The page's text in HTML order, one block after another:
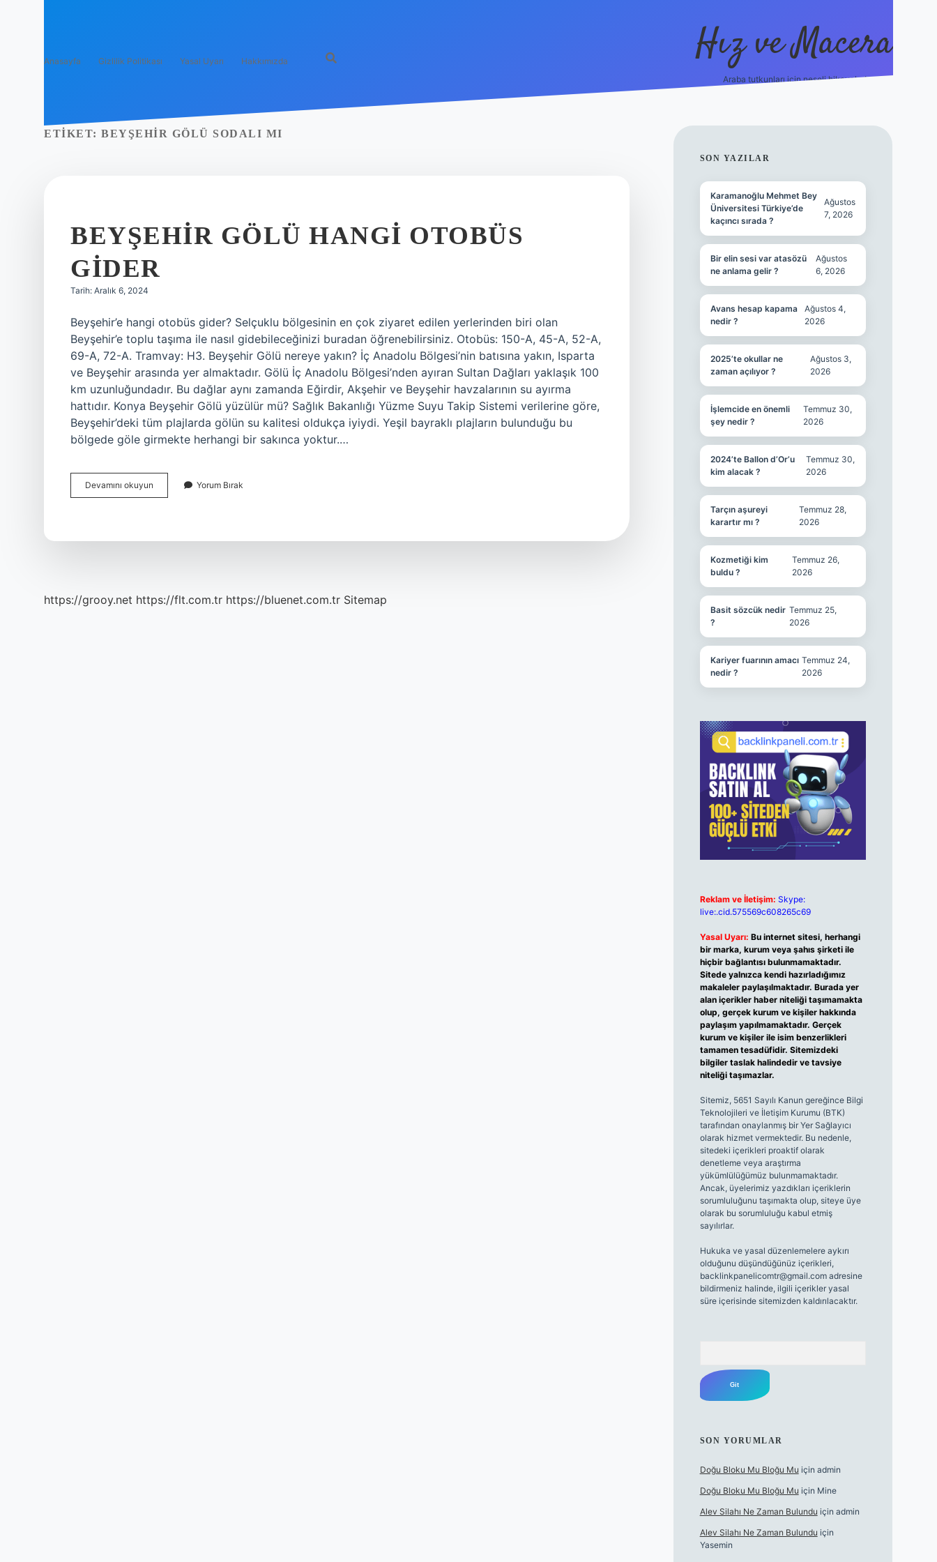
Anasayfa Gizlilik Politikası Yasal Uyarı Hakkımızda Hız ve Macera
Araba tutkunları için neşeli hikayeler!
ETIKET: BEYŞEHIR GÖLÜ SODALI MI
BEYŞEHIR GÖLÜ HANGI OTOBÜS
GIDER
Tarih: Aralık 6, 2024
Beyşehir’e hangi otobüs gider? Selçuklu bölgesinin en çok ziyaret edilen yerlerinden biri olan
Beyşehir’e toplu taşıma ile nasıl gidebileceğinizi buradan öğrenebilirsiniz. Otobüs: 150-A, 45-A, 52-A,
69-A, 72-A. Tramvay: H3. Beyşehir Gölü nereye yakın? İç Anadolu Bölgesi’nin batısına yakın, Isparta
ve Beyşehir arasında yer almaktadır. Gölü İç Anadolu Bölgesi’nden ayıran Sultan Dağları yaklaşık 100
km uzunluğundadır. Bu dağlar aynı zamanda Eğirdir, Akşehir ve Beyşehir havzalarının su ayırma
hattıdır. Konya Beyşehir Gölü yüzülür mü? Sağlık Bakanlığı Yüzme Suyu Takip Sistemi verilerine göre,
Beyşehir’deki tüm plajlarda gölün su kalitesi oldukça iyiydi. Yeşil bayraklı plajların bulunduğu bu
bölgede göle girmekte herhangi bir sakınca yoktur.…
Devamını okuyun Beyşehir
Gölü
Yorum Bırak
https://grooy.net https://flt.com.tr https://bluenet.com.tr Sitemap
SIDEBAR
SON YAZILAR
Karamanoğlu Mehmet Bey
Üniversitesi Türkiye’de
kaçıncı sırada ?
Ağustos
7, 2026
Bir elin sesi var atasözü
ne anlama gelir ?
Ağustos
6, 2026
Avans hesap kapama
nedir ?
Ağustos 4,
2026
2025’te okullar ne
zaman açılıyor ?
Ağustos 3,
2026
İşlemcide en önemli
şey nedir ?
Temmuz 30,
2026
2024’te Ballon d’Or’u
kim alacak ?
Temmuz 30,
2026
Tarçın aşureyi
karartır mı ?
Temmuz 28,
2026
Kozmetiği kim
buldu ?
Temmuz 26,
2026
Basit sözcük nedir
?
Temmuz 25,
2026
Kariyer fuarının amacı
nedir ?
Temmuz 24,
2026
Reklam ve İletişim: Skype:
live:.cid.575569c608265c69
Yasal Uyarı: Bu internet sitesi, herhangi
bir marka, kurum veya şahıs şirketi ile
hiçbir bağlantısı bulunmamaktadır.
Sitede yalnızca kendi hazırladığımız
makaleler paylaşılmaktadır. Burada yer
alan içerikler haber niteliği taşımamakta
olup, gerçek kurum ve kişiler hakkında
paylaşım yapılmamaktadır. Gerçek
kurum ve kişiler ile isim benzerlikleri
tamamen tesadüfidir. Sitemizdeki
bilgiler taslak halindedir ve tavsiye
niteliği taşımazlar.
Sitemiz, 5651 Sayılı Kanun gereğince Bilgi
Teknolojileri ve İletişim Kurumu (BTK)
tarafından onaylanmış bir Yer Sağlayıcı
olarak hizmet vermektedir. Bu nedenle,
sitedeki içerikleri proaktif olarak
denetleme veya araştırma
yükümlülüğümüz bulunmamaktadır.
Ancak, üyelerimiz yazdıkları içeriklerin
sorumluluğunu taşımakta olup, siteye üye
olarak bu sorumluluğu kabul etmiş
sayılırlar.
Hukuka ve yasal düzenlemelere aykırı
olduğunu düşündüğünüz içerikleri,
backlinkpanelicomtr@gmail.comadresine
bildirmeniz halinde, ilgili içerikler yasal
süre içerisinde sitemizden kaldırılacaktır.
SON YORUMLAR
Doğu Bloku Mu Bloğu Mu için admin
Doğu Bloku Mu Bloğu Mu için Mine
Alev Silahı Ne Zaman Bulundu için admin
Alev Silahı Ne Zaman Bulundu için
Yasemin
tulipbet.online